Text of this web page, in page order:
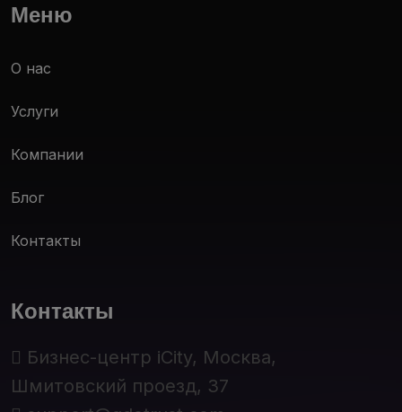
Меню
О нас
Услуги
Компании
Блог
Контакты
Контакты
Бизнес-центр iCity, Москва,
Шмитовский проезд, 37